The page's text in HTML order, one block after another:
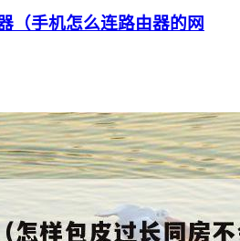
（手机怎么连路由器的网